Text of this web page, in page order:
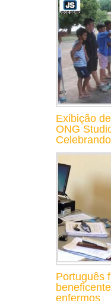
Exibição
ONG
Português
enfermos